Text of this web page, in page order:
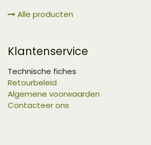
Alle producten
Klantenservice
Technische fiches
Retourbeleid
Algemene voorwaarden
Contacteer ons